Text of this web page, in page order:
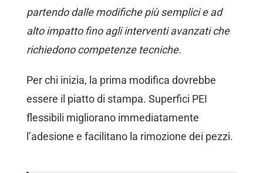
partendo dalle modifiche più semplici e ad
alto impatto fino agli interventi avanzati che
richiedono competenze tecniche.
Per chi inizia, la prima modifica dovrebbe
essere il piatto di stampa. Superfici PEI
flessibili migliorano immediatamente
l’adesione e facilitano la rimozione dei pezzi.